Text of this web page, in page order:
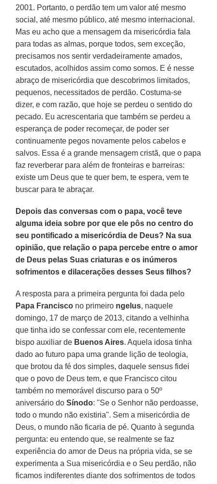
2001. Portanto, o perdão tem um valor até mesmo
social, até mesmo público, até mesmo internacional.
Mas eu acho que a mensagem da misericórdia fala
para todas as almas, porque todos, sem exceção,
precisamos nos sentir verdadeiramente amados,
escutados, acolhidos assim como somos. E é nesse
abraço de misericórdia que descobrimos limitados,
pequenos, necessitados de perdão. Costuma-se
dizer, e com razão, que hoje se perdeu o sentido do
pecado. Eu acrescentaria que também se perdeu a
esperança de poder recomeçar, de poder ser
continuamente pegos novamente pelos cabelos e
salvos. Essa é a grande mensagem cristã, que o papa
faz reverberar para além de fronteiras e barreiras:
existe um Deus que te quer bem, te espera, vem te
buscar para te abraçar.
Depois das conversas com o papa, você teve
alguma ideia sobre por que ele pôs no centro do
seu pontificado a misericórdia de Deus? Na sua
opinião, que relação o papa percebe entre o amor
de Deus pelas Suas criaturas e os inúmeros
sofrimentos e dilacerações desses Seus filhos?
A resposta para a primeira pergunta foi dada pelo
Papa Francisco no primeiro ngelus, naquele
domingo, 17 de março de 2013, citando a velhinha
que tinha ido se confessar com ele, recentemente
bispo auxiliar de Buenos Aires. Aquela idosa tinha
dado ao futuro papa uma grande lição de teologia,
que brotou da fé dos simples, daquele sensus fidei
que o povo de Deus tem, e que Francisco citou
também no memorável discurso para o 50º
aniversário doSínodo: "Se o Senhor não perdoasse,
todo o mundo não existiria". Sem a misericórdia de
Deus, o mundo não ficaria de pé. Quanto à segunda
pergunta: eu entendo que, se realmente se faz
experiência do amor de Deus na própria vida, se se
experimenta a Sua misericórdia e o Seu perdão, não
ficamos indiferentes diante dos sofrimentos de todos